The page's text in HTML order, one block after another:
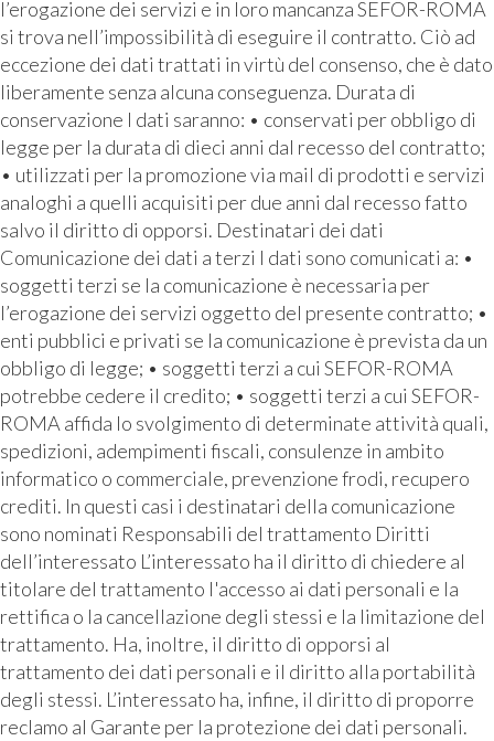
l’erogazione dei servizi e in loro mancanza SEFOR-ROMA
si trova nell’impossibilità di eseguire il contratto. Ciò ad
eccezione dei dati trattati in virtù del consenso, che è dato
liberamente senza alcuna conseguenza. Durata di
conservazione I dati saranno: • conservati per obbligo di
legge per la durata di dieci anni dal recesso del contratto;
• utilizzati per la promozione via mail di prodotti e servizi
analoghi a quelli acquisiti per due anni dal recesso fatto
salvo il diritto di opporsi. Destinatari dei dati
Comunicazione dei dati a terzi I dati sono comunicati a: •
soggetti terzi se la comunicazione è necessaria per
l’erogazione dei servizi oggetto del presente contratto; •
enti pubblici e privati se la comunicazione è prevista da un
obbligo di legge; • soggetti terzi a cui SEFOR-ROMA
potrebbe cedere il credito; • soggetti terzi a cui SEFOR-
ROMA affida lo svolgimento di determinate attività quali,
spedizioni, adempimenti fiscali, consulenze in ambito
informatico o commerciale, prevenzione frodi, recupero
crediti. In questi casi i destinatari della comunicazione
sono nominati Responsabili del trattamento Diritti
dell’interessato L’interessato ha il diritto di chiedere al
titolare del trattamento l'accesso ai dati personali e la
rettifica o la cancellazione degli stessi e la limitazione del
trattamento. Ha, inoltre, il diritto di opporsi al
trattamento dei dati personali e il diritto alla portabilità
degli stessi. L’interessato ha, infine, il diritto di proporre
reclamo al Garante per la protezione dei dati personali.